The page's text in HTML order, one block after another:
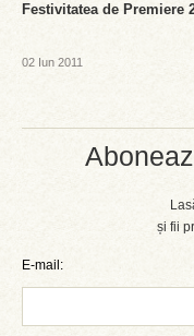
și fii
E-mail:
Festivitatea de Premiere
02 Iun 2011